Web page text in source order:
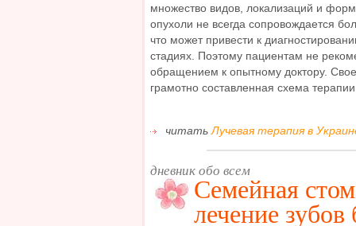
множество видов, локализаций и
опухоли не всегда сопровождается
что может привести к
стадиях. Поэтому пациентам не
обращением к опытному доктору.
грамотно составленная схема
читать Лучевая терапия в
дневник обо всем
Семейная
лечение зубов